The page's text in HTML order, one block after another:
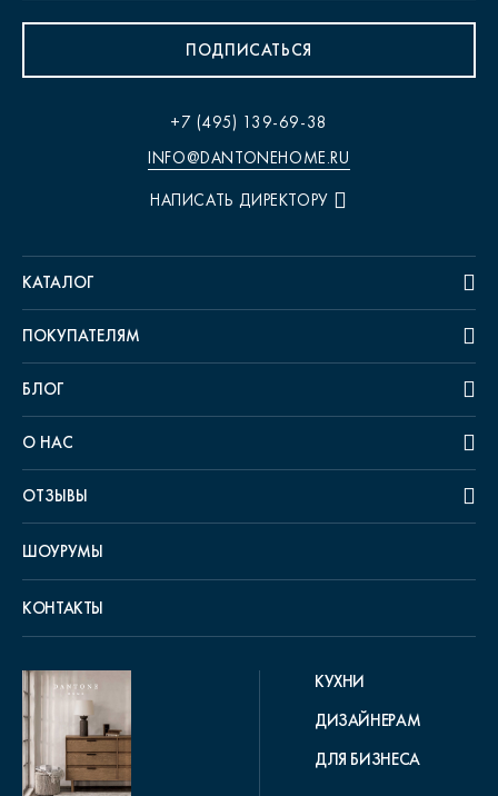
ПОДПИСАТЬСЯ
+7 (495) 139-69-38
INFO@DANTONEHOME.RU
НАПИСАТЬ ДИРЕКТОРУ
КАТАЛОГ
ПОКУПАТЕЛЯМ
БЛОГ
О НАС
ОТЗЫВЫ
ШОУРУМЫ
КОНТАКТЫ
КУХНИ
ДИЗАЙНЕРАМ
ДЛЯ БИЗНЕСА